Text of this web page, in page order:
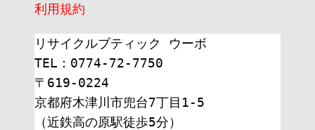
利用規約
リサイクルブティック ウーボ
TEL：0774-72-7750
〒619-0224
京都府木津川市兜台7丁目1-5
（近鉄高の原駅徒歩5分）